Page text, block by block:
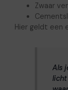
Zwaar
Hier geldt een
Als
licht